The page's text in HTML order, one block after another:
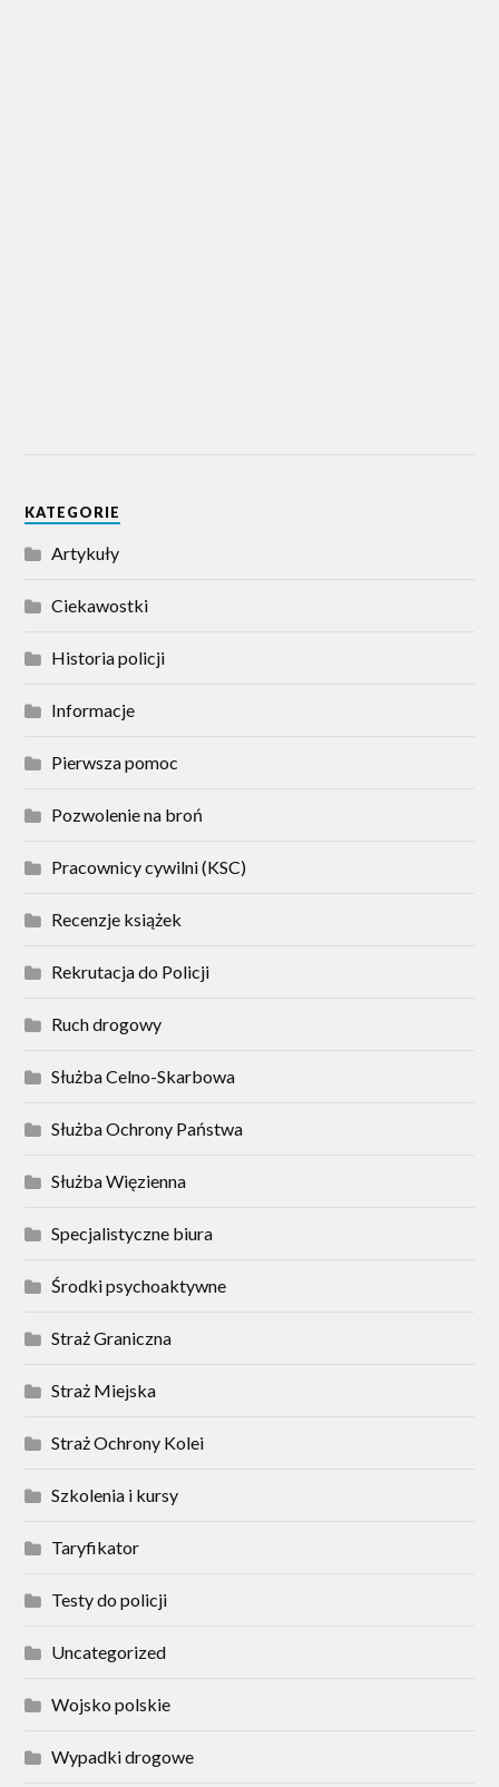
KATEGORIE
Artykuły
Ciekawostki
Historia policji
Informacje
Pierwsza pomoc
Pozwolenie na broń
Pracownicy cywilni (KSC)
Recenzje książek
Rekrutacja do Policji
Ruch drogowy
Służba Celno-Skarbowa
Służba Ochrony Państwa
Służba Więzienna
Specjalistyczne biura
Środki psychoaktywne
Straż Graniczna
Straż Miejska
Straż Ochrony Kolei
Szkolenia i kursy
Taryfikator
Testy do policji
Uncategorized
Wojsko polskie
Wypadki drogowe